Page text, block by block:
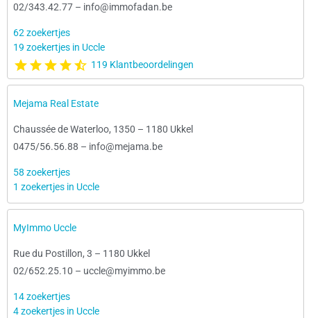
02/343.42.77 – info@immofadan.be
62 zoekertjes
19 zoekertjes in Uccle
119 Klantbeoordelingen
Mejama Real Estate
Chaussée de Waterloo, 1350 – 1180 Ukkel
0475/56.56.88 – info@mejama.be
58 zoekertjes
1 zoekertjes in Uccle
MyImmo Uccle
Rue du Postillon, 3 – 1180 Ukkel
02/652.25.10 – uccle@myimmo.be
14 zoekertjes
4 zoekertjes in Uccle